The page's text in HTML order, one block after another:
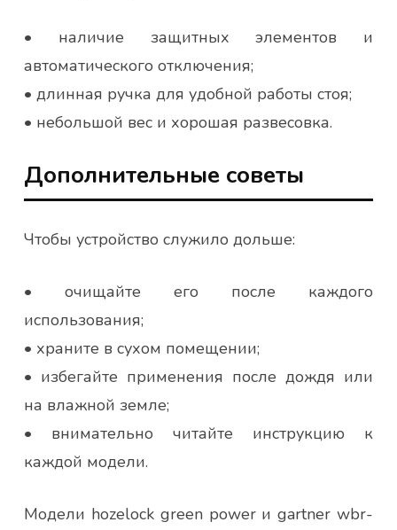
• наличие защитных элементов и
автоматического отключения;
• длинная ручка для удобной работы стоя;
• небольшой вес и хорошая развесовка.
Дополнительные советы
Чтобы устройство служило дольше:
• очищайте его после каждого
использования;
• храните в сухом помещении;
• избегайте применения после дождя или
на влажной земле;
• внимательно читайте инструкцию к
каждой модели.
Модели hozelock green power и gartner wbr-